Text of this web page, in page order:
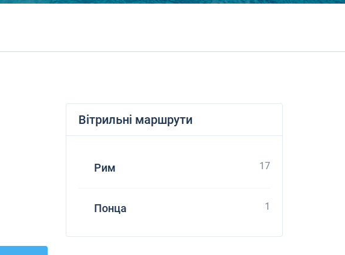
Вітрильні маршрути
Рим 17
Понца 1